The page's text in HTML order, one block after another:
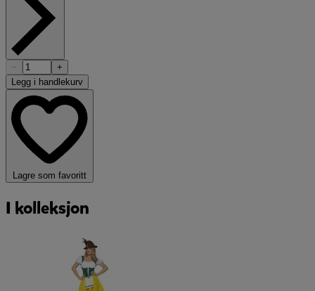
−
+
Legg i handlekurv
Lagre som favoritt
I kolleksjon